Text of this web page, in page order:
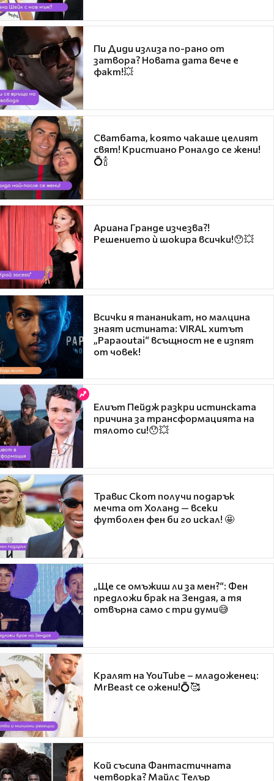
Пи Диди излиза по-рано от
затвора? Новата дата вече е
факт!💥
Сватбата, която чакаше целият
свят! Кристиано Роналдо се жени!
💍🍾
Ариана Гранде изчезва?!
Решението ѝ шокира всички!😯💥
Всички я тананикат, но малцина
знаят истината: VIRAL хитът
„Papaoutai“ всъщност не е изпят
от човек!
Елиът Пейдж разкри истинската
причина за трансформацията на
тялото си!😯💥
Травис Скот получи подарък
мечта от Холанд — всеки
футболен фен би го искал! 🤩
„Ще се омъжиш ли за мен?“: Фен
предложи брак на Зендая, а тя
отвърна само с три думи😅
Кралят на YouTube – младоженец:
MrBeast се ожени!💍🥰
Кой съсипа Фантастичната
четворка? Майлс Телър